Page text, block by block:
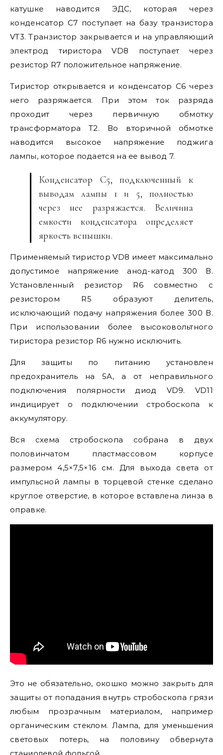
катушке наводится ЭДС, которая через
конденсатор С7 поступает на базу транзистора
VT3. Транзистор закрывается и на управляющий
электрод тиристора VD8 поступает через
резистор R7 положительное напряжение.
Тиристор открывается и конденсатор С6 через
него разряжается. При этом ток разряда
проходит через первичную обмотку
трансформатора Т2. Во вторичной обмотке
наводится высокое напряжение поджига
лампы, которое подается на ее вывод 7.
Конденсатор С5, подключенный к
выводам лампы 1 и 5, полностью
через нее разряжается. Величина
емкости конденсатора определяет
яркость вспышки.
Применяемый тиристор VD8 имеет максимально
допустимое напряжение анод-катод 300 В.
Установленный резистор R6 совместно с
резистором R5 образуют делитель,
исключающий подачу напряжения более 300 В.
При использовании более высоковольтного
тиристора резистор R6 нужно исключить.
Для защиты по питанию установлен
предохранитель на 5А, а от неправильного
подключения полярности диод VD9. VD11
индицирует о подключении стробоскопа к
аккумулятору.
Вся схема стробоскопа собрана в двух
половинчатом пластмассовом корпусе
размером 4,5×7,5×16 см. Для выхода света от
импульсной лампы в торцевой стенке сделано
круглое отверстие, в которое вставлена линза в
оправке.
Это не обязательно, окошко можно закрыть для
защиты от попадания внутрь стробоскопа грязи
любым прозрачным материалом, например
органическим стеклом. Лампа, для уменьшения
световых потерь, на половину обвернута